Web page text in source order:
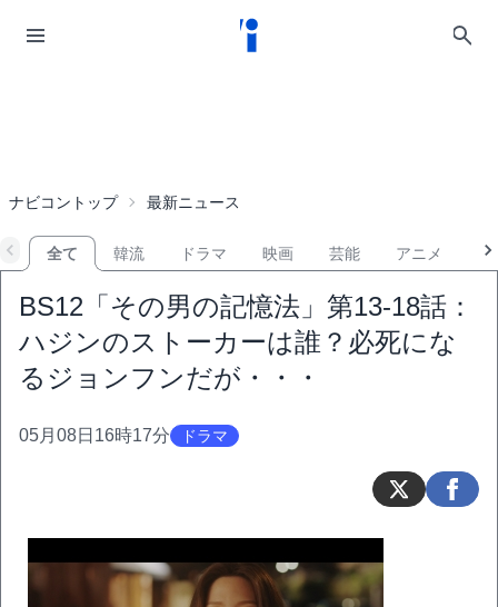
ナビコントップ 最新ニュース
全て 韓流 ドラマ 映画 芸能 アニメ
BS12「その男の記憶法」第13-18話：
ハジンのストーカーは誰？必死にな
るジョンフンだが・・・
05月08日16時17分 ドラマ